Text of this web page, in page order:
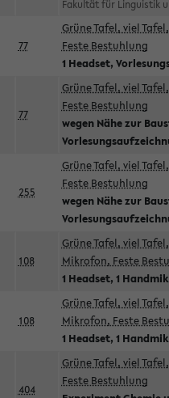
Fakultät für Linguistik
77
Grüne Tafel, viel
Feste Bestuhlung
1 Headset,
77
Grüne Tafel, viel
Feste Bestuhlung
wegen Nähe zur
255
Grüne Tafel, viel
Feste Bestuhlung
wegen Nähe zur
108
Grüne Tafel, viel
Mikrofon, Feste
1 Headset, 1
108
Grüne Tafel, viel
Mikrofon, Feste
1 Headset, 1
404
Grüne Tafel, viel
Feste Bestuhlung